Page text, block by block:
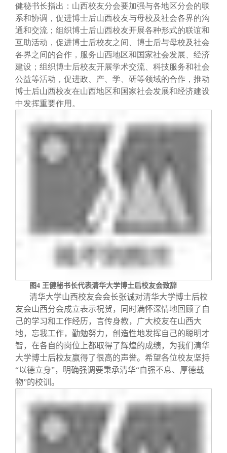
健秘书长指出：山西校友分会要加强与各地区分会的联
系和协调，促进博士后山西校友与母校及社会各界的沟
通和交流；组织博士后山西校友开展各种形式的联谊和
互助活动，促进博士后校友之间、博士后与母校及社会
各界之间的合作，服务山西地区和国家社会发展、经济
建设；组织博士后校友开展学术交流、科技服务和社会
公益等活动，促进政、产、学、研等领域的合作，推动
博士后山西校友在山西地区和国家社会发展和经济建设
中发挥重要作用。
图4 王健秘书长代表清华大学博士后校友会致辞
清华大学山西校友会会长张诚对清华大学博士后校
友会山西分会成立表示祝贺，同时满怀深情地回顾了自
己的学习和工作经历，言传身教，广大校友在山西大
地，忘我工作，勤勉努力，创造性地发挥自己的聪明才
智，在各自的岗位上都取得了辉煌的成绩，为我们清华
大学博士后校友赢得了很高的声誉。希望各位校友坚持
“以德立身”，明确强调要秉承清华“自强不息、厚德载
物”的校训。